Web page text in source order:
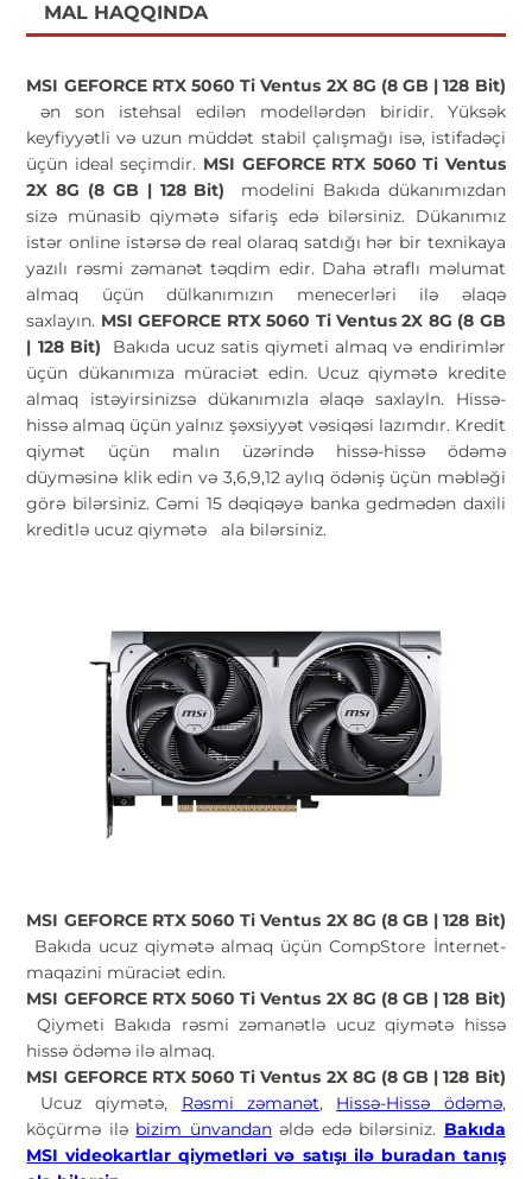
MAL HAQQINDA
MSI GEFORCE RTX 5060 Ti Ventus 2X 8G (8 GB | 128 Bit)
ən son istehsal edilən modellərdən biridir. Yüksək
keyfiyyətli və uzun müddət stabil çalışmağı isə, istifadəçi
üçün ideal seçimdir. MSI GEFORCE RTX 5060 Ti Ventus
2X 8G (8 GB | 128 Bit) modelini Bakıda dükanımızdan
sizə münasib qiymətə sifariş edə bilərsiniz. Dükanımız
istər online istərsə də real olaraq satdığı hər bir texnikaya
yazılı rəsmi zəmanət təqdim edir. Daha ətraflı məlumat
almaq üçün dülkanımızın menecerləri ilə əlaqə
saxlayın. MSI GEFORCE RTX 5060 Ti Ventus 2X 8G (8 GB
| 128 Bit) Bakıda ucuz satis qiymeti almaq və endirimlər
üçün dükanımıza müraciət edin. Ucuz qiymətə kredite
almaq istəyirsinizsə dükanımızla əlaqə saxlayln. Hissə-
hissə almaq üçün yalnız şəxsiyyət vəsiqəsi lazımdır. Kredit
qiymət üçün malın üzərində hissə-hissə ödəmə
düyməsinə klik edin və 3,6,9,12 aylıq ödəniş üçün məbləği
görə bilərsiniz. Cəmi 15 dəqiqəyə banka gedmədən daxili
kreditlə ucuz qiymətə
ala bilərsiniz.
MSI GEFORCE RTX 5060 Ti Ventus 2X 8G (8 GB | 128 Bit)
Bakıda ucuz qiymətə almaq üçün CompStore İnternet-
maqazini müraciət edin.
MSI GEFORCE RTX 5060 Ti Ventus 2X 8G (8 GB | 128 Bit)
Qiymeti Bakıda rəsmi zəmanətlə ucuz qiymətə hissə
hissə ödəmə ilə almaq.
MSI GEFORCE RTX 5060 Ti Ventus 2X 8G (8 GB | 128 Bit)
Ucuz qiymətə, Rəsmi zəmanət, Hissə-Hissə ödəmə,
köçürmə ilə bizim ünvandanəldə edə bilərsiniz. Bakıda
MSI videokartlar qiymetləri və satışı ilə buradan tanış